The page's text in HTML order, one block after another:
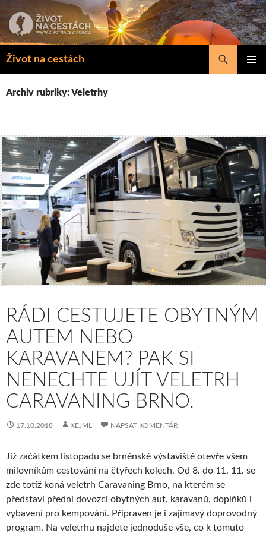
k
obsahu
Život na cestách
Hledat
Archiv rubriky: Veletrhy
RÁDI CESTUJETE OBYTNÝM
AUTEM NEBO
KARAVANEM? PAK SI
NENECHTE UJÍT VELETRH
CARAVANING BRNO.
17.10.2018 KEJML NAPSAT KOMENTÁŘ
Již začátkem listopadu se brněnské výstaviště otevře všem
milovníkům cestování na čtyřech kolech. Od 8. do 11. 11. se
zde totiž koná veletrh Caravaning Brno, na kterém se
představí přední dovozci obytných aut, karavanů, doplňků i
vybavení pro kempování. Připraven je i zajímavý doprovodný
program. Na veletrhu najdete jednoduše vše, co k tomuto